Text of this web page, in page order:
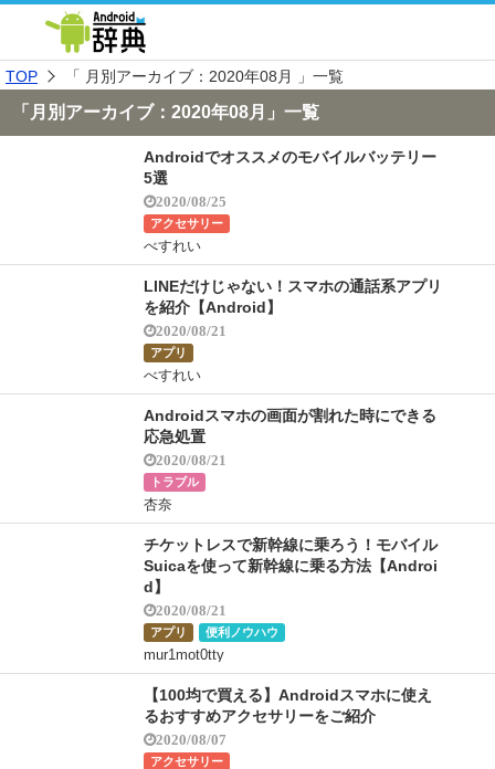
TOP 「 月別アーカイブ：2020年08月 」一覧
「月別アーカイブ：2020年08月」一覧
Androidでオススメのモバイルバッテリー
5選
2020/08/25
アクセサリー
べすれい
LINEだけじゃない！スマホの通話系アプリ
を紹介【Android】
2020/08/21
アプリ
べすれい
Androidスマホの画面が割れた時にできる
応急処置
2020/08/21
トラブル
杏奈
チケットレスで新幹線に乗ろう！モバイル
Suicaを使って新幹線に乗る方法【Androi
d】
2020/08/21
アプリ 便利ノウハウ
mur1mot0tty
【100均で買える】Androidスマホに使え
るおすすめアクセサリーをご紹介
2020/08/07
アクセサリー